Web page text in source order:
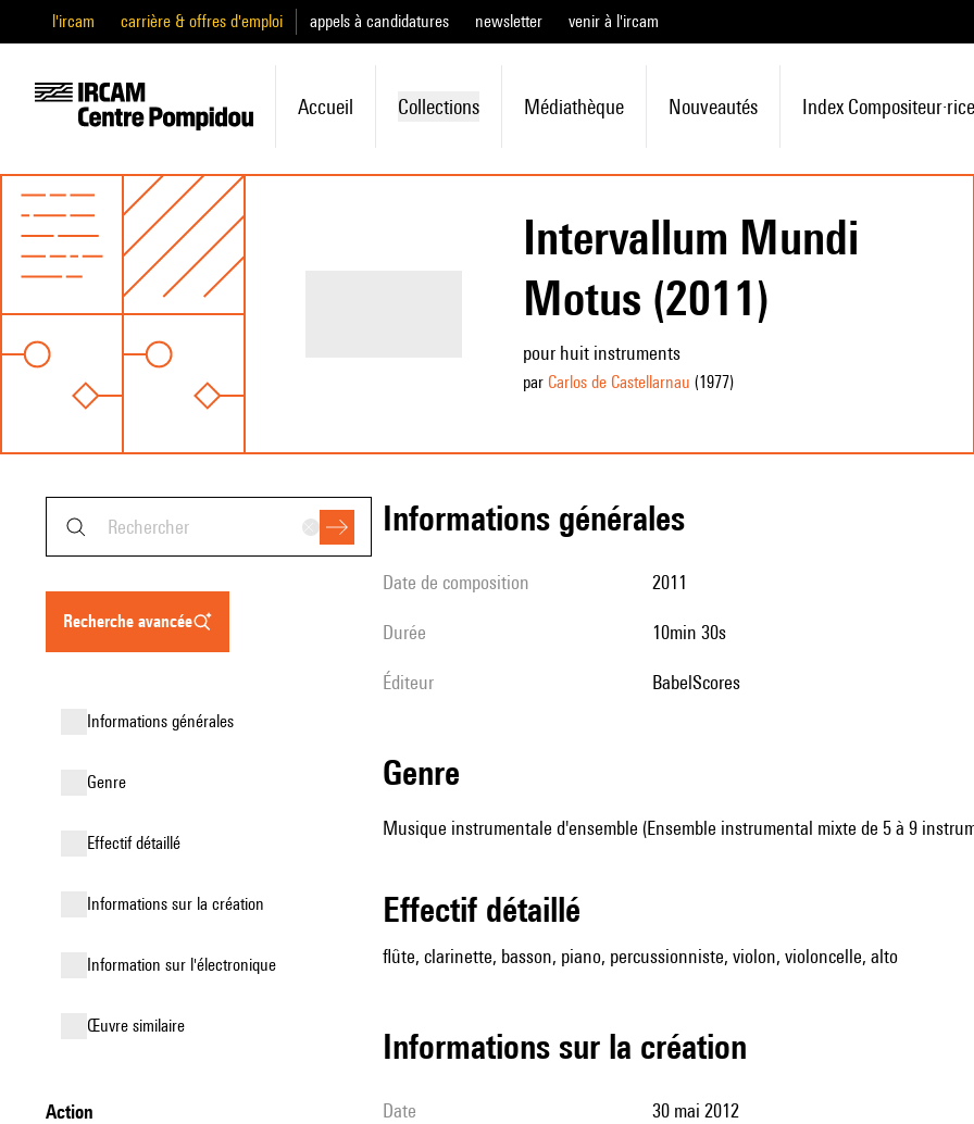
l'ircam carrière & offres d'emploi appels à candidatures newsletter venir à l'ircam
Accueil Collections Médiathèque Nouveautés Index Compositeur·rice
Intervallum Mundi
Motus (2011)
pour huit instruments
par Carlos de Castellarnau (1977)
recherche avancée
informations générales
genre
effectif détaillé
informations sur la création
Information sur l'électronique
œuvre similaire
action
informations générales
date de composition 2011
durée 10min 30s
éditeur BabelScores
genre
Musique instrumentale d'ensemble (Ensemble instrumental mixte de 5 à 9
effectif détaillé
flûte, clarinette, basson, piano, percussionniste, violon, violoncelle, alto
informations sur la création
date 30 mai 2012